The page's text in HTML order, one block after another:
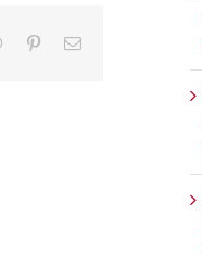
WhatsApp
PinterestCorreo